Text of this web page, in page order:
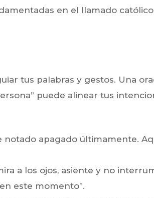
en el llamado
tus palabras y gestos. Una
puede alinear tus
notado apagado últimamente.
a los ojos, asiente y no
este momento”.